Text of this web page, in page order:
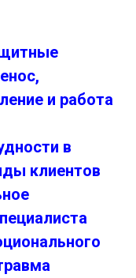
и работа
в
клиентов